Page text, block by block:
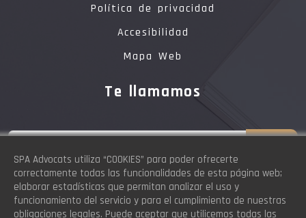
Política de privacidad
Accesibilidad
Mapa Web
Te llamamos
Déjanos tu teléfono y te llamaremos a la mayor
brevedad
SPA Advocats utiliza “COOKIES” para poder ofrecerte
correctamente todas las funcionalidades de esta página web;
elaborar estadísticas que permitan analizar el uso y
funcionamiento del servicio y para el cumplimiento de nuestras
obligaciones legales. Puede aceptar que utilicemos todas las